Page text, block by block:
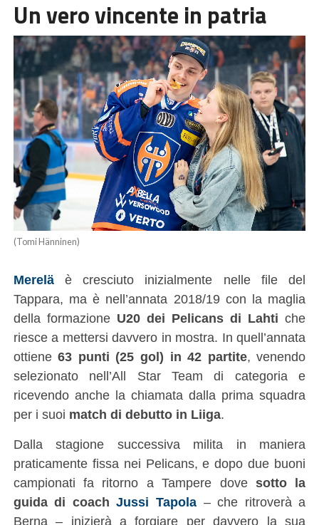
Un vero vincente in patria
(Tomi Hänninen)
Mereläè cresciuto inizialmente nelle file del
Tappara, ma è nell’annata 2018/19 con la maglia
della formazione U20 dei Pelicans di Lahti che
riesce a mettersi davvero in mostra. In quell’annata
ottiene63 punti (25 gol) in 42 partite, venendo
selezionato nell’All Star Team di categoria e
ricevendo anche la chiamata dalla prima squadra
per i suoi match di debutto in Liiga.
Dalla stagione successiva milita in maniera
praticamente fissa nei Pelicans, e dopo due buoni
campionati fa ritorno a Tampere dove sotto la
guida di coachJussi Tapola – che ritroverà a
Berna – inizierà a forgiare per davvero la sua